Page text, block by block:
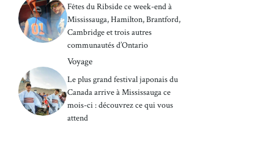
Fêtes du Ribside ce week-end à
Mississauga, Hamilton, Brantford,
Cambridge et trois autres
communautés d’Ontario
Voyage
Le plus grand festival japonais du
Canada arrive à Mississauga ce
mois-ci : découvrez ce qui vous
attend